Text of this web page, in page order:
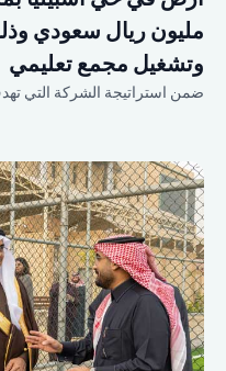
مليون ريال سعودي
وتشغيل مجمع تعليمي
ضمن استراتيجة الشركة التي